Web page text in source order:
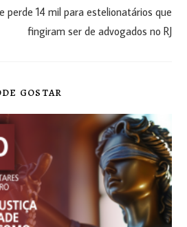
perde 14 mil para estelionatários que
fingiram ser de advogados no RJ
GOSTAR